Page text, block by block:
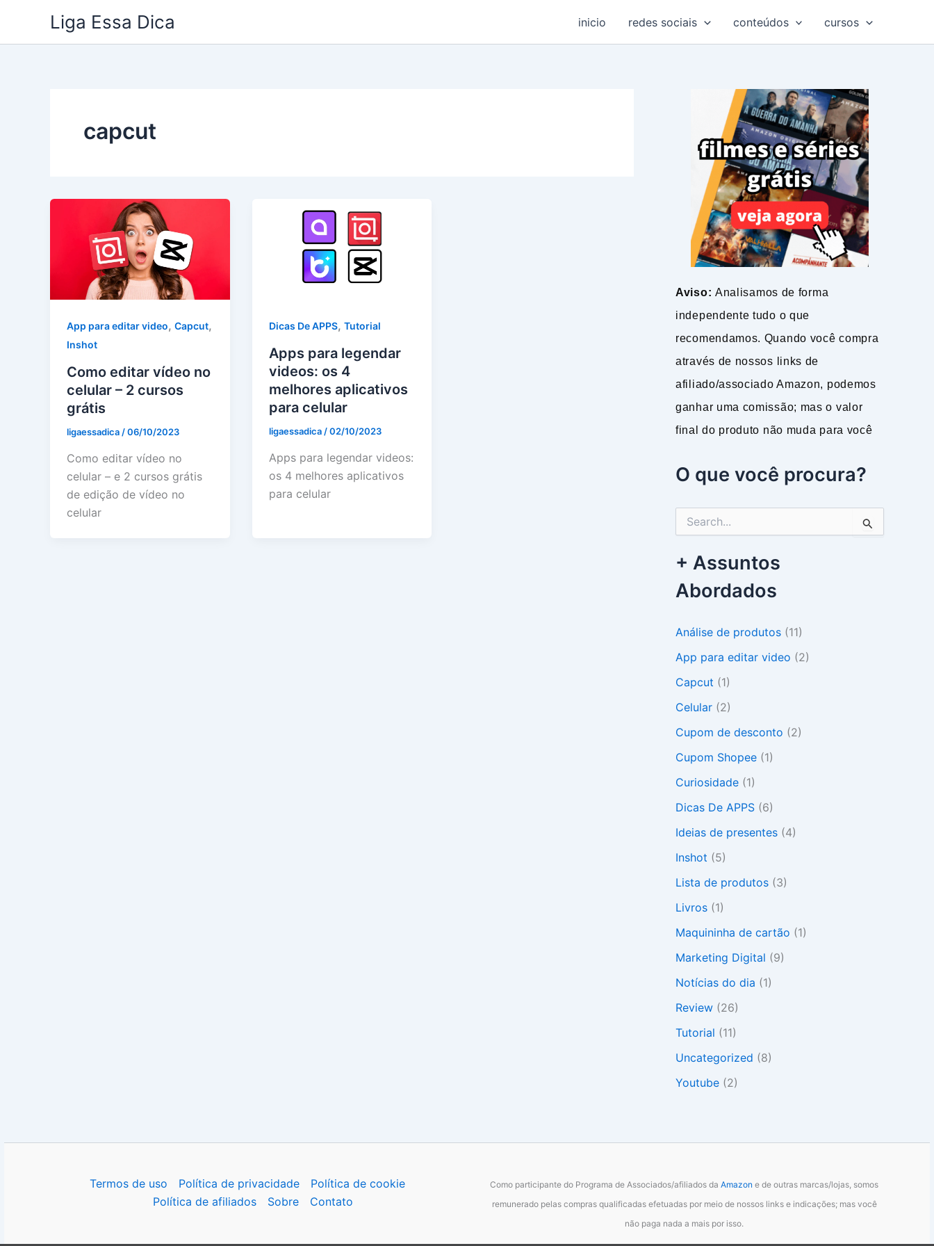
o
Liga Essa Dica inicio redes sociais conteúdos cursos
capcut
App para editar video, Capcut,
Inshot
Como editar vídeo no
celular – 2 cursos
grátis
ligaessadica/06/10/2023
Como editar vídeo no
celular – e 2 cursos grátis
de edição de vídeo no
celular
Dicas De APPS, Tutorial
Apps para legendar
videos: os 4
melhores aplicativos
para celular
ligaessadica/02/10/2023
Apps para legendar videos:
os 4 melhores aplicativos
para celular
Aviso: Analisamos de forma
independente tudo o que
recomendamos. Quando você compra
através de nossos links de
afiliado/associado Amazon, podemos
ganhar uma comissão; mas o valor
final do produto não muda para você
O que você procura?
e
q
r
o
:
+ Assuntos
Abordados
Análise de produtos (11)
App para editar video (2)
Capcut (1)
Celular (2)
Cupom de desconto (2)
Cupom Shopee (1)
Curiosidade (1)
Dicas De APPS (6)
Ideias de presentes (4)
Inshot (5)
Lista de produtos (3)
Livros (1)
Maquininha de cartão (1)
Marketing Digital (9)
Notícias do dia (1)
Review (26)
Tutorial (11)
Uncategorized (8)
Youtube (2)
Termos de uso Política de privacidade
Política de cookie
Política de afiliados
Sobre Contato
Como participante do Programa de Associados/afiliados da Amazon e de outras marcas/lojas, somos
remunerado pelas compras qualificadas efetuadas por meio de nossos links e indicações; mas você
não paga nada a mais por isso.